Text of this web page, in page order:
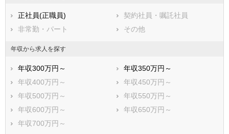
市部
横須賀市
平塚市
鎌倉市
逗子市
三浦市
秦野市
厚木市
大和市
伊勢原市
海老名市
座間市
南足柄市
正社員(正職員)
契約社員・嘱託社員
非常勤・パート
その他
年収から求人を探す
年収300万円～
年収350万円～
年収400万円～
年収450万円～
年収500万円～
年収550万円～
年収600万円～
年収650万円～
年収700万円～